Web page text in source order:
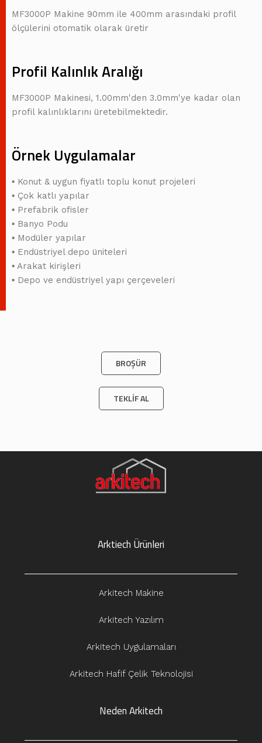
MF3000P Makine 90mm ile 400mm arasındaki profil
ölçülerini otomatik olarak üretir
Profil Kalınlık Aralığı
MF3000P Makinesi, 1.00mm'den 3.0mm'ye kadar olan
profil kalınlıklarını üretebilmektedir.
Örnek Uygulamalar
▪ Konut & uygun fiyatlı toplu konut projeleri
▪ Çok katlı yapılar
▪ Prefabrik ofisler
▪ Banyo Podu
▪ Modüler yapılar
▪ Endüstriyel depo üniteleri
▪ Arakat kirişleri
▪ Depo ve endüstriyel yapı çerçeveleri
BROŞÜR
TEKLİF AL
Arktiech Ürünleri
Arkitech Makine
Arkitech Yazılım
Arkitech Uygulamaları
Arkitech Hafif Çelik Teknolojisi
Neden Arkitech